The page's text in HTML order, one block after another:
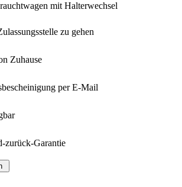
mit Halterwechsel
zu gehen
Zuhause
per E-Mail
zurück-Garantie